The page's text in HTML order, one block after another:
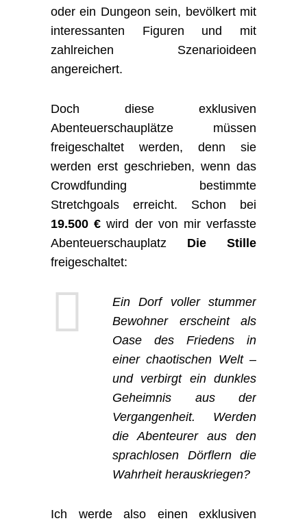
oder ein Dungeon sein, bevölkert mit
interessanten Figuren und mit
zahlreichen Szenarioideen
angereichert.
Doch diese exklusiven
Abenteuerschauplätze müssen
freigeschaltet werden, denn sie
werden erst geschrieben, wenn das
Crowdfunding bestimmte
Stretchgoals erreicht. Schon bei
19.500 € wird der von mir verfasste
Abenteuerschauplatz Die Stille
freigeschaltet:
Ein Dorf voller stummer
Bewohner erscheint als
Oase des Friedens in
einer chaotischen Welt –
und verbirgt ein dunkles
Geheimnis aus der
Vergangenheit. Werden
die Abenteurer aus den
sprachlosen Dörflern die
Wahrheit herauskriegen?
Ich werde also einen exklusiven